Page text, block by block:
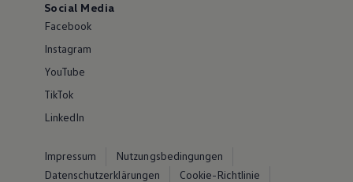
Social Media
Facebook
Instagram
YouTube
TikTok
LinkedIn
Impressum
Nutzungsbedingungen
Datenschutzerklärungen
Cookie-Richtlinie